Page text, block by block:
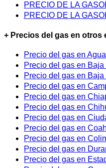
PRECIO DE LA
PRECIO DE LA
+ Precios del gas en otros
Precio del gas en
Precio del gas en
Precio del gas en
Precio del gas en
Precio del gas en
Precio del gas en
Precio del gas en
Precio del gas en
Precio del gas en
Precio del gas en
Precio del gas en